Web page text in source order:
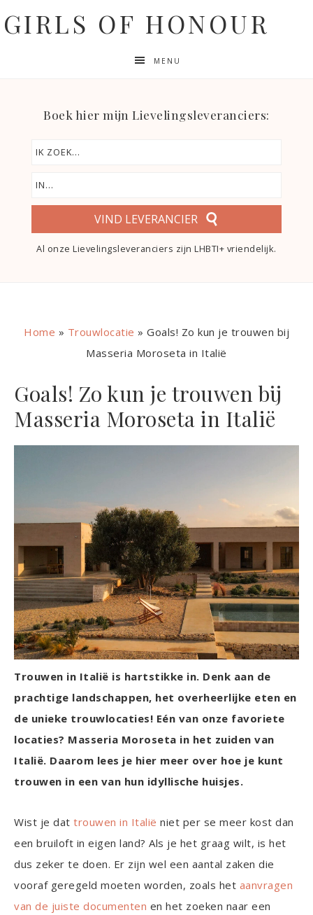
GIRLS OF HONOUR
MENU
Boek hier mijn Lievelingsleveranciers:
VIND LEVERANCIER
Al onze Lievelingsleveranciers zijn LHBTI+ vriendelijk.
Home » Trouwlocatie » Goals! Zo kun je trouwen bij
Masseria Moroseta in Italië
Goals! Zo kun je trouwen bij
Masseria Moroseta in Italië
Trouwen in Italië is hartstikke in. Denk aan de
prachtige landschappen, het overheerlijke eten en
de unieke trouwlocaties! Eén van onze favoriete
locaties? Masseria Moroseta in het zuiden van
Italië. Daarom lees je hier meer over hoe je kunt
trouwen in een van hun idyllische huisjes.
Wist je dat trouwen in Italië niet per se meer kost dan
een bruiloft in eigen land? Als je het graag wilt, is het
dus zeker te doen. Er zijn wel een aantal zaken die
vooraf geregeld moeten worden, zoals het aanvragen
van de juiste documenten en het zoeken naar een